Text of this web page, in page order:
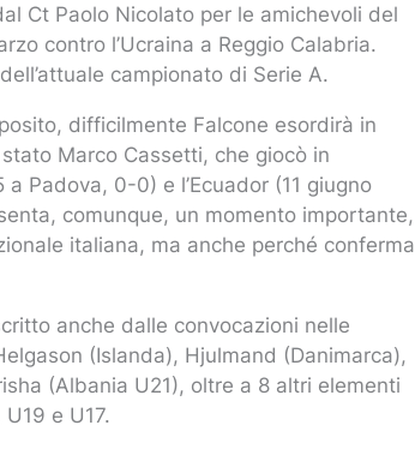
Ct Paolo Nicolato per le amichevoli del
contro l’Ucraina a Reggio Calabria.
campionato di Serie A.
difficilmente Falcone esordirà in
Marco Cassetti, che giocò in
Padova, 0-0) e l’Ecuador (11 giugno
comunque, un momento importante,
italiana, ma anche perché conferma
anche dalle convocazioni nelle
(Islanda), Hjulmand (Danimarca),
(Albania U21), oltre a 8 altri elementi
e U17.